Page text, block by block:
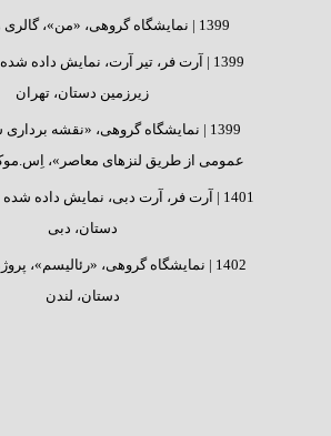
1399 | نمایشگاه گروهی، «من»، گالری
1399 |
آرت فر، تیر آرت، نمایش داده
زیرزمین دستان، تهران
1399 |
نمایشگاه گروهی، «نقشه
عمومی از طریق لنزهای معاصر»،
1401 |
آرت فر، آرت دبی، نمایش داده
دستان، دبی
1402 |
نمایشگاه گروهی، «رئالیسم»،
دستان، لندن